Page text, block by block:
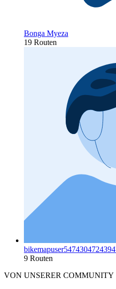
Bonga Myeza
19 Routen
9 Routen
VON UNSERER COMMUNITY